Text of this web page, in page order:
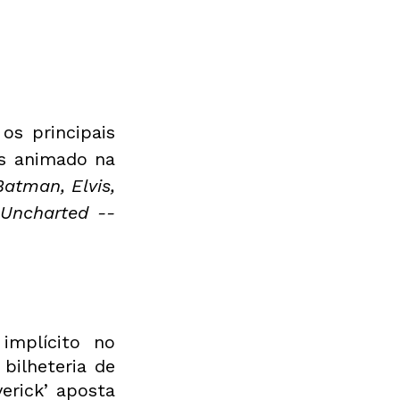
principais
animado na
Elvis,
--
no
de
aposta